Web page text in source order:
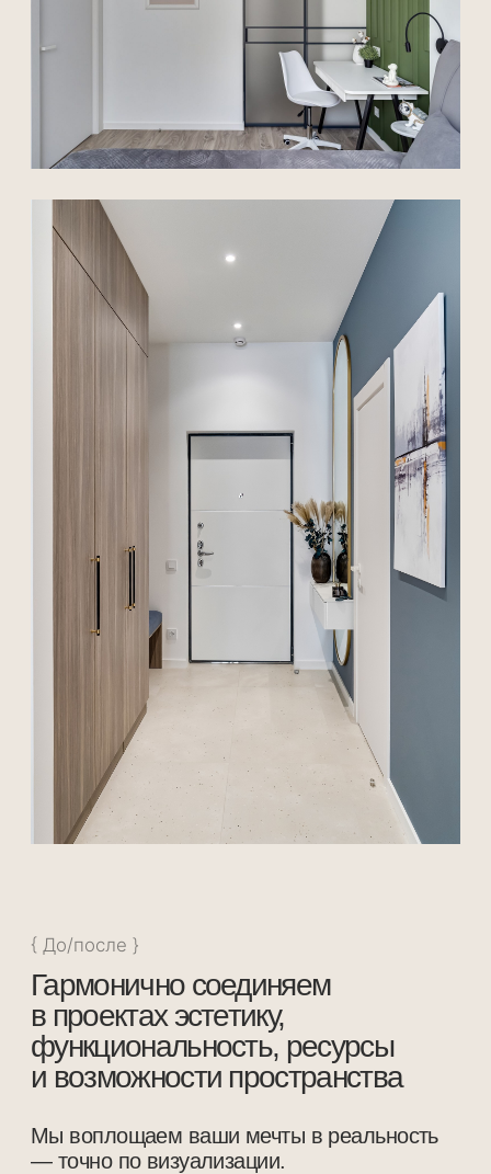
Мы воплощаем ваши мечты в реальность
задуманное. Мы стремимся, чтобы каждый
элемент интерьера был максимально
приближен к той самой визуализации,
которую вы одобрили на этапе
Почему это важно?
Визуализация — это не просто картинка.
Это отражение ваших ожиданий, вашего
стиля и характера пространства. Именно
поэтому мы тщательно подбираем
материалы, следим за деталями и держим
под контролем каждый этап работ.
Мы гордимся тем, что финальный интерьер
будет соответствовать вашим ожиданиям и
тому настроению, которое вы увидели на
3D-визуализации.
Гармонично соединяем
в проектах эстетику,
{ До/после }
Интерьер выполнен в светлых тонах с
цветовыми акцентами, основными их них
являются панно в голубых тонах над
диваном и зеленая композиция над
кроватью, выполненные художником на
заказ.